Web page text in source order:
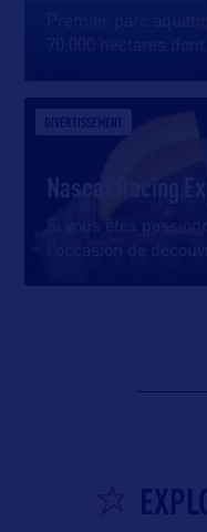
Premier parc
DIVERTISSEMENT
Nascar Racing
Si vous êtes